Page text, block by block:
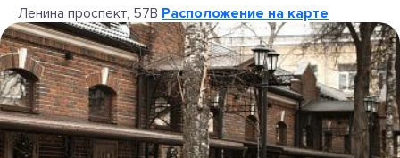
Ленина проспект, 57В Расположение на карте